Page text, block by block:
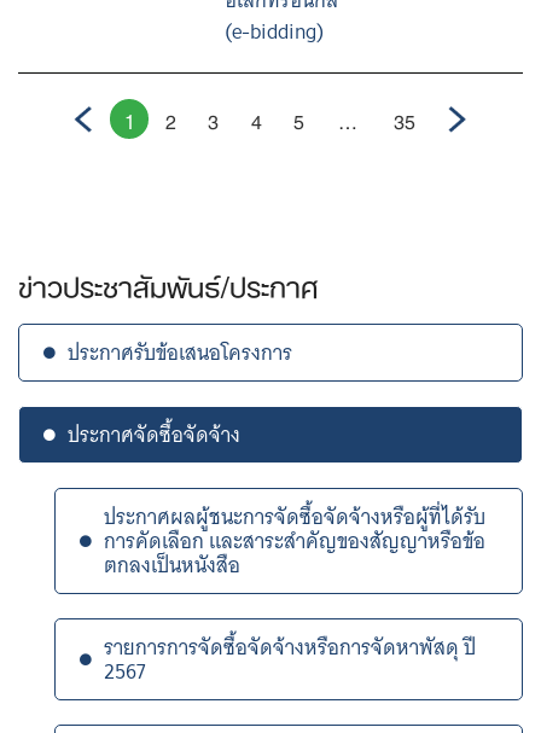
(e-bidding)
1 2 3 4 5 … 35
ข่าวประชาสัมพันธ์/ประกาศ
ประกาศรับข้อเสนอโครงการ
ประกาศจัดซื้อจัดจ้าง
ประกาศผลผู้ชนะการจัดซื้อจัดจ้างหรือผู้ที่ได้รับ
การคัดเลือก และสาระสำคัญของสัญญาหรือข้อ
ตกลงเป็นหนังสือ
รายการการจัดซื้อจัดจ้างหรือการจัดหาพัสดุ ปี
2567